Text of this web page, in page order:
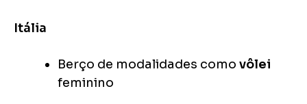
Itália
Berço de modalidades como vôlei
feminino